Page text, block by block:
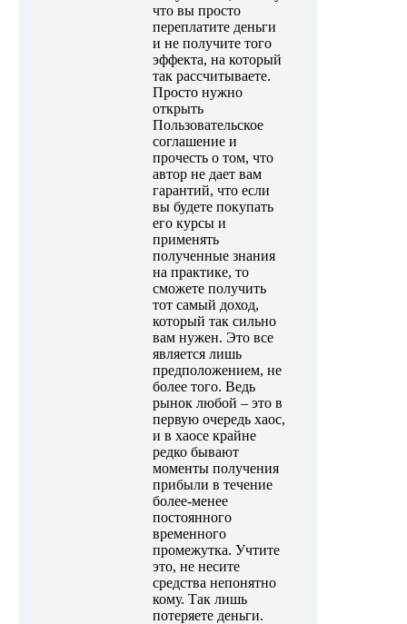
что вы просто
переплатите деньги
и не получите того
эффекта, на который
так рассчитываете.
Просто нужно
открыть
Пользовательское
соглашение и
прочесть о том, что
автор не дает вам
гарантий, что если
вы будете покупать
его курсы и
применять
полученные знания
на практике, то
сможете получить
тот самый доход,
который так сильно
вам нужен. Это все
является лишь
предположением, не
более того. Ведь
рынок любой – это в
первую очередь хаос,
и в хаосе крайне
редко бывают
моменты получения
прибыли в течение
более-менее
постоянного
временного
промежутка. Учтите
это, не несите
средства непонятно
кому. Так лишь
потеряете деньги.